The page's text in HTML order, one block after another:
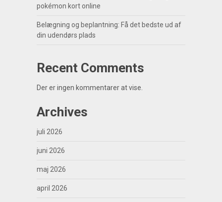
pokémon kort online
Belægning og beplantning: Få det bedste ud af
din udendørs plads
Recent Comments
Der er ingen kommentarer at vise.
Archives
juli 2026
juni 2026
maj 2026
april 2026